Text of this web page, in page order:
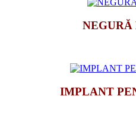
NEGURĂ
IMPLANT